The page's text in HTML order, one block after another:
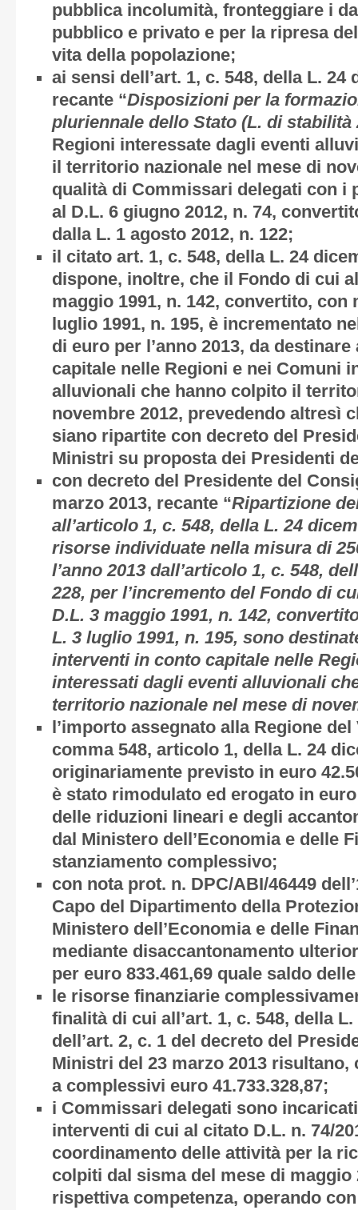
pubblica incolumità, fronteggiare i
pubblico e privato e per la ripresa
vita della popolazione;
ai sensi dell’art. 1, c. 548, della L. 24
recante “Disposizioni per la
pluriennale dello Stato (L. di stabilità
Regioni interessate dagli eventi
il territorio nazionale nel mese di
qualità di Commissari delegati con i
al D.L. 6 giugno 2012, n. 74,
dalla L. 1 agosto 2012, n. 122;
il citato art. 1, c. 548, della L. 24
dispone, inoltre, che il Fondo di cui
maggio 1991, n. 142, convertito, con
luglio 1991, n. 195, è incrementato
di euro per l’anno 2013, da
capitale nelle Regioni e nei Comuni
alluvionali che hanno colpito il
novembre 2012, prevedendo altresì
siano ripartite con decreto del
Ministri su proposta dei Presidenti
con decreto del Presidente del
marzo 2013, recante “Ripartizione
all’articolo 1, c. 548, della L. 24
risorse individuate nella misura di
l’anno 2013 dall’articolo 1, c. 548,
228, per l’incremento del Fondo di
D.L. 3 maggio 1991, n. 142,
L. 3 luglio 1991, n. 195, sono
interventi in conto capitale nelle
interessati dagli eventi alluvionali
territorio nazionale nel mese di
l’importo assegnato alla Regione
comma 548, articolo 1, della L. 24
originariamente previsto in euro
è stato rimodulato ed erogato in
delle riduzioni lineari e degli
dal Ministero dell’Economia e delle
stanziamento complessivo;
con nota prot. n. DPC/ABI/46449
Capo del Dipartimento della
Ministero dell’Economia e delle
mediante disaccantonamento
per euro 833.461,69 quale saldo
le risorse finanziarie
finalità di cui all’art. 1, c. 548, della
dell’art. 2, c. 1 del decreto del
Ministri del 23 marzo 2013 risultano,
a complessivi euro 41.733.328,87;
i Commissari delegati sono
interventi di cui al citato D.L. n. 74/
coordinamento delle attività per la
colpiti dal sisma del mese di maggio
rispettiva competenza, operando